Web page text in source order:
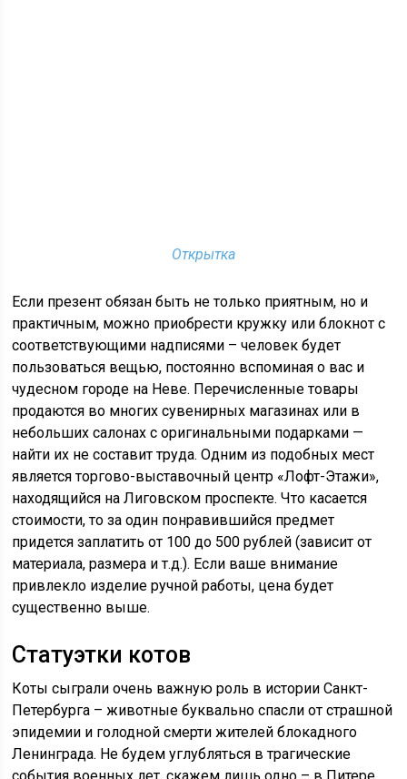
Открытка
Если презент обязан быть не только приятным, но и
практичным, можно приобрести кружку или блокнот с
соответствующими надписями – человек будет
пользоваться вещью, постоянно вспоминая о вас и
чудесном городе на Неве. Перечисленные товары
продаются во многих сувенирных магазинах или в
небольших салонах с оригинальными подарками —
найти их не составит труда. Одним из подобных мест
является торгово-выставочный центр «Лофт-Этажи»,
находящийся на Лиговском проспекте. Что касается
стоимости, то за один понравившийся предмет
придется заплатить от 100 до 500 рублей (зависит от
материала, размера и т.д.). Если ваше внимание
привлекло изделие ручной работы, цена будет
существенно выше.
Статуэтки котов
Коты сыграли очень важную роль в истории Санкт-
Петербурга – животные буквально спасли от страшной
эпидемии и голодной смерти жителей блокадного
Ленинграда. Не будем углубляться в трагические